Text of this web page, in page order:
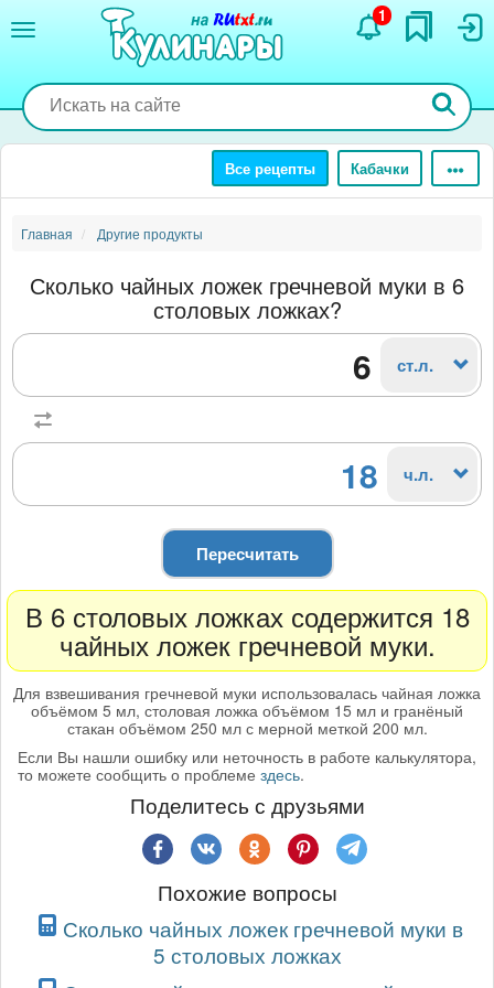
содержанию
1
Все рецепты Кабачки
Главная Другие продукты
Сколько чайных ложек гречневой муки в 6
столовых ложках?
ст.л.
18 ч.л.
Пересчитать
В 6 столовых ложках содержится 18
чайных ложек гречневой муки.
Для взвешивания гречневой муки использовалась чайная ложка
объёмом 5 мл, столовая ложка объёмом 15 мл и гранёный
стакан объёмом 250 мл с мерной меткой 200 мл.
Если Вы нашли ошибку или неточность в работе калькулятора,
то можете сообщить о проблеме здесь.
Поделитесь с друзьями
Похожие вопросы
Сколько чайных ложек гречневой муки в
5 столовых ложках